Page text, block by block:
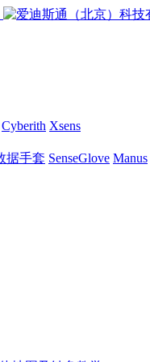
Cyberith Xsens
据手套 SenseGlove Manus